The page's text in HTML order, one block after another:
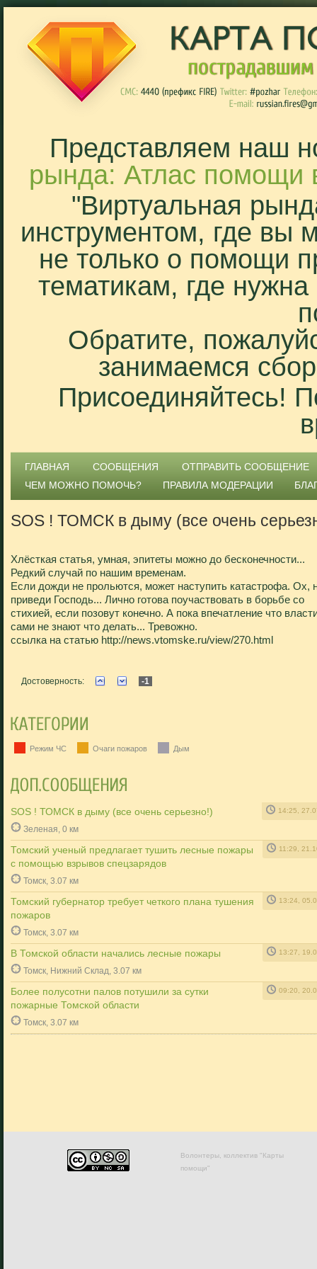
Представляем наш
рында: Атлас помощи
"Виртуальная
инструментом, где вы
не только о помощи
тематикам, где
Обратите,
занимаемся
Присоединяйтесь!
ГЛАВНАЯ СООБЩЕНИЯ
ОТПРАВИТЬ СООБЩЕНИЕ
ЧЕМ МОЖНО ПОМОЧЬ?
ПРАВИЛА МОДЕРАЦИИ
SOS ! ТОМСК в дыму (все очень
Хлёсткая статья, умная, эпитеты можно до бесконечности...
Редкий случай по нашим временам.
Если дожди не прольются, может наступить катастрофа. Ох,
приведи Господь... Лично готова поучаствовать в борьбе со
стихией, если позовут конечно. А пока впечатление что
сами не знают что делать... Тревожно.
ссылка на статью http://news.vtomske.ru/view/270.html
Достоверность: -1
Режим ЧС Очаги пожаров Дым
SOS ! ТОМСК в дыму (все очень серьезно!) 14:25,
Зеленая, 0 км
Томский ученый предлагает тушить лесные пожары
с помощью взрывов спецзарядов
11:29,
Томск, 3.07 км
Томский губернатор требует четкого плана тушения
пожаров
13:24,
Томск, 3.07 км
В Томской области начались лесные пожары 13:27,
Томск, Нижний Склад, 3.07 км
Более полусотни палов потушили за сутки
пожарные Томской области
09:20,
Томск, 3.07 км
Волонтеры, коллектив "Карты
помощи"